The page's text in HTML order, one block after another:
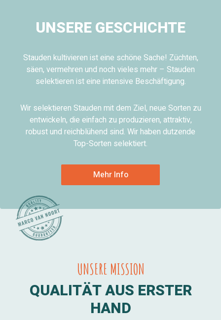
UNSERE GESCHICHTE
Stauden kultivieren ist eine schöne Sache! Züchten,
säen, vermehren und noch vieles mehr – Stauden
selektieren ist eine intensive Beschäftigung.
Wir selektieren Stauden mit dem Ziel, neue Sorten zu
entwickeln, die einfach zu produzieren, attraktiv,
robust und reichblühend sind. Wir haben dutzende
Top-Sorten selektiert.
Mehr Info
UNSERE MISSION
QUALITÄT AUS ERSTER
HAND